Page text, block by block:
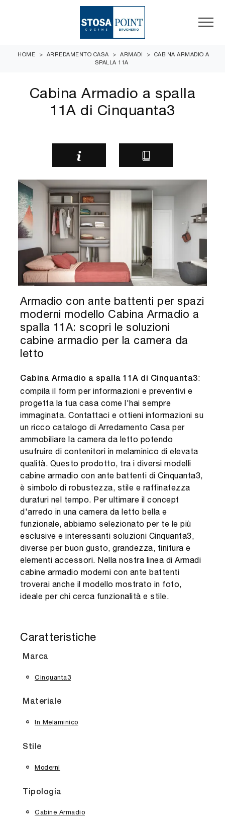
HOME > ARREDAMENTO CASA > ARMADI >
CABINA ARMADIO A
SPALLA 11A
Cabina Armadio a spalla
11A di Cinquanta3
Armadio con ante battenti per spazi
moderni modello Cabina Armadio a
spalla 11A: scopri le soluzioni
cabine armadio per la camera da
letto
Cabina Armadio a spalla 11A di Cinquanta3:
compila il form per informazioni e preventivi e
progetta la tua casa come l'hai sempre
immaginata. Contattaci e ottieni informazioni su
un ricco catalogo di Arredamento Casa per
ammobiliare la camera da letto potendo
usufruire di contenitori in melaminico di elevata
qualità. Questo prodotto, tra i diversi modelli
cabine armadio con ante battenti di Cinquanta3,
è simbolo di robustezza, stile e raffinatezza
duraturi nel tempo. Per ultimare il concept
d'arredo in una camera da letto bella e
funzionale, abbiamo selezionato per te le più
esclusive e interessanti soluzioni Cinquanta3,
diverse per buon gusto, grandezza, finitura e
elementi accessori. Nella nostra linea di Armadi
cabine armadio moderni con ante battenti
troverai anche il modello mostrato in foto,
ideale per chi cerca funzionalità e stile.
Caratteristiche
Marca
Cinquanta3
Materiale
In Melaminico
Stile
Moderni
Tipologia
Cabine Armadio